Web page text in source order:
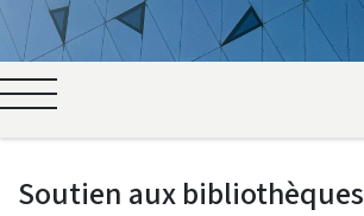
Soutien aux bibliothèques